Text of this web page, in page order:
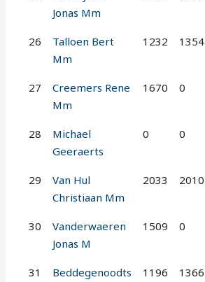
Jonas Mm
26
Talloen Bert
Mm
1232 1354
27
Creemers Rene
Mm
1670 0
28
Michael
Geeraerts
0 0
29
Van Hul
Christiaan Mm
2033 2010
30
Vanderwaeren
Jonas M
1509 0
31
Beddegenoodts
1196 1366